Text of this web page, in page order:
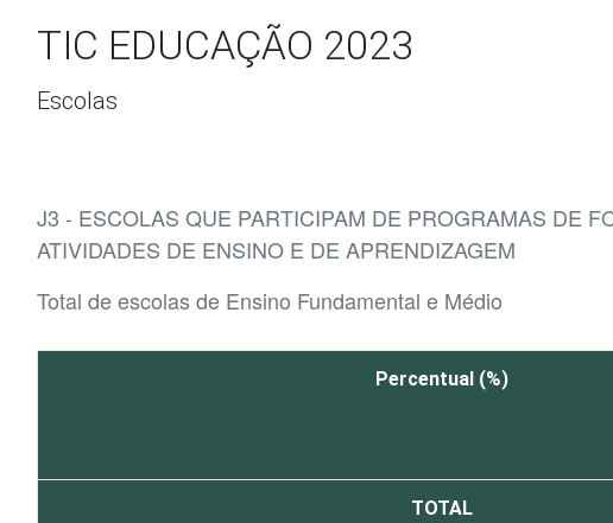
TIC EDUCAÇÃO 2023
Escolas
J3 - ESCOLAS QUE PARTICIPAM DE PROGRAMAS DE
ATIVIDADES DE ENSINO E DE APRENDIZAGEM
Total de escolas de Ensino Fundamental e Médio
Percentual (%)
TOTAL